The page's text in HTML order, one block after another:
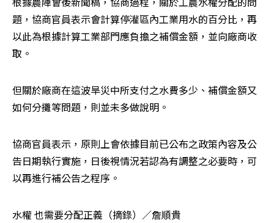
題，協商官員表示會計算停灌區內工業用水的百分比，再
以此為根據計算工業部門應負擔之補償金額，並向廠商收
取。
但關於廠商在這波旱災中所支付之水費多少、補償金額又
如何分攤等問題，則並未多做說明。
協商官員表示，原則上會依據目前已公布之政策內容及公
告日期執行實施，日後視情況若認為有調整之必要時，可
以再進行補公告之程序。
水權 也需要分配正義（摘錄）／詹順貴